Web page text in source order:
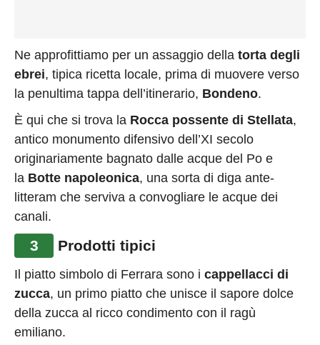
Ne approfittiamo per un assaggio della torta degli
ebrei, tipica ricetta locale, prima di muovere verso
la penultima tappa dell’itinerario, Bondeno.
È qui che si trova la Rocca possente di Stellata,
antico monumento difensivo dell’XI secolo
originariamente bagnato dalle acque del Po e
la Botte napoleonica, una sorta di diga ante-
litteram che serviva a convogliare le acque dei
canali.
3 Prodotti tipici
Il piatto simbolo di Ferrara sono i cappellacci di
zucca, un primo piatto che unisce il sapore dolce
della zucca al ricco condimento con il ragù
emiliano.